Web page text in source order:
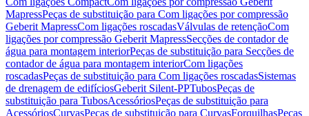
MapressPeças de substituição para Com ligações por compressão
Geberit MapressCom ligações roscadasVálvulas de retençãoCom
ligações por compressão Geberit MapressSecções de contador de
água para montagem interiorPeças de substituição para Secções de
contador de água para montagem interiorCom ligações
roscadasPeças de substituição para Com ligações roscadasSistemas
de drenagem de edifíciosGeberit Silent-PPTubosPeças de
substituição para TubosAcessóriosPeças de substituição para
AcessóriosCurvasPeças de substituição para CurvasForquilhasPeças